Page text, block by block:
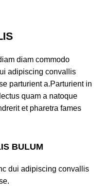
diam commodo
adipiscing convallis
parturient a.Parturient in
quam a natoque
et pharetra fames
BULUM
dui adipiscing convallis